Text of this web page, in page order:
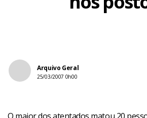
Arquivo Geral
25/03/2007 0h00